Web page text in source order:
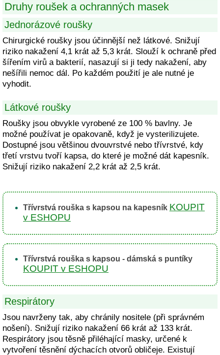
Druhy roušek a ochranných masek
Jednorázové roušky
Chirurgické roušky jsou účinnější než látkové. Snižují
riziko nakažení 4,1 krát až 5,3 krát. Slouží k ochraně před
šířením virů a bakterií, nasazují si ji tedy nakažení, aby
nešířili nemoc dál. Po každém použití je ale nutné je
vyhodit.
Látkové roušky
Roušky jsou obvykle vyrobené ze 100 % bavlny. Je
možné používat je opakovaně, když je vysterilizujete.
Dostupné jsou většinou dvouvrstvé nebo třívrstvé, kdy
třetí vrstvu tvoří kapsa, do které je možné dát kapesník.
Snižují riziko nakažení 2,2 krát až 2,5 krát.
Třívrstvá rouška s kapsou na kapesník KOUPIT
v ESHOPU
Třívrstvá rouška s kapsou - dámská s puntíky
KOUPIT v ESHOPU
Respirátory
Jsou navrženy tak, aby chránily nositele (při správném
nošení). Snižují riziko nakažení 66 krát až 133 krát.
Respirátory jsou těsně přiléhající masky, určené k
vytvoření těsnění dýchacích otvorů obličeje. Existují